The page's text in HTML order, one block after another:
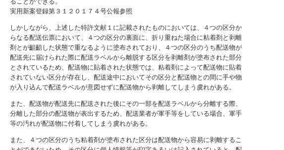
実用新案登録第３１２０１７４号公報参照
しかしながら、上述した特許文献１に記載されたものにおいては、４つの区分か
らなる配送伝票において、４つの区分の裏面に、折り重ねた場合に粘着剤と剥離
剤とが齟齬した状態で重なるように塗布されており、４つの区分のうち配送物が
配送先に届けられた際に配送ラベルから離脱する区分を剥離剤が塗布された部分
とされているため、配送物に貼着された状態では、粘着剤によって配送物に貼着
されていない区分が存在し、配送途中においてその区分と配送物との間に手や物
が入り込んで配送ラベルが意図せずに配送物から剥離してしまう虞れがある。
また、配送物が配送先に配送された後にその一部を配送ラベルから分離する際、
分離した部分の配送物が表出するため、配送業者が軍手等をしている場合、軍手
等の汚れが配送物に付着してしまう虞れがある。
また、４つの区分のうち粘着剤が塗布された区分は配送物から容易に剥離するこ